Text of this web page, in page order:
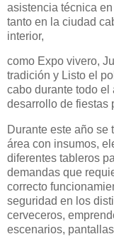
asistencia técnica
tanto en la ciudad
interior,
como Expo vivero,
tradición y Listo el
cabo durante todo el
desarrollo de fiestas
Durante este año se
área con insumos,
diferentes tableros
demandas que
correcto
seguridad en los
cerveceros,
escenarios,